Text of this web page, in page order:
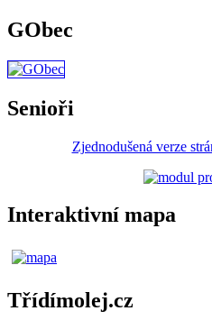
GObec
Senioři
Zjednodušená verze
Interaktivní mapa
Třídímolej.cz